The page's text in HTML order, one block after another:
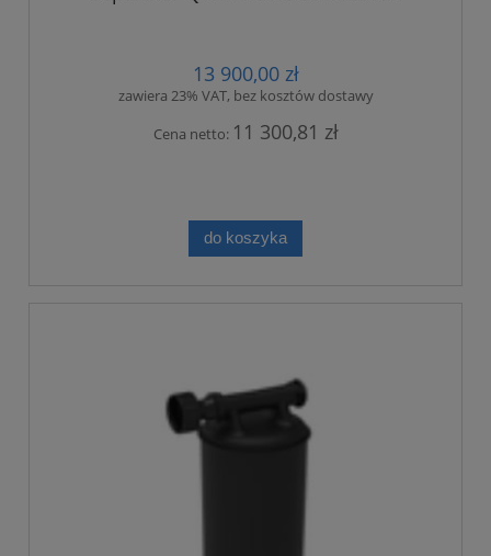
13 900,00 zł
zawiera 23% VAT, bez kosztów dostawy
Cena netto: 11 300,81 zł
do koszyka